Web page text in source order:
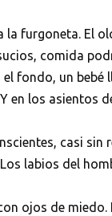
la furgoneta. El
comida
el fondo, un bebé
en los asientos
casi sin
labios del
ojos de miedo.